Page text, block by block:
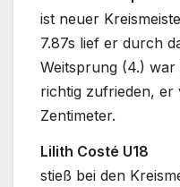
ist neuer
7.87s lief er durch
Weitsprung (4.)
richtig zufrieden, er
Zentimeter.
Lilith Costé U18
stieß bei den